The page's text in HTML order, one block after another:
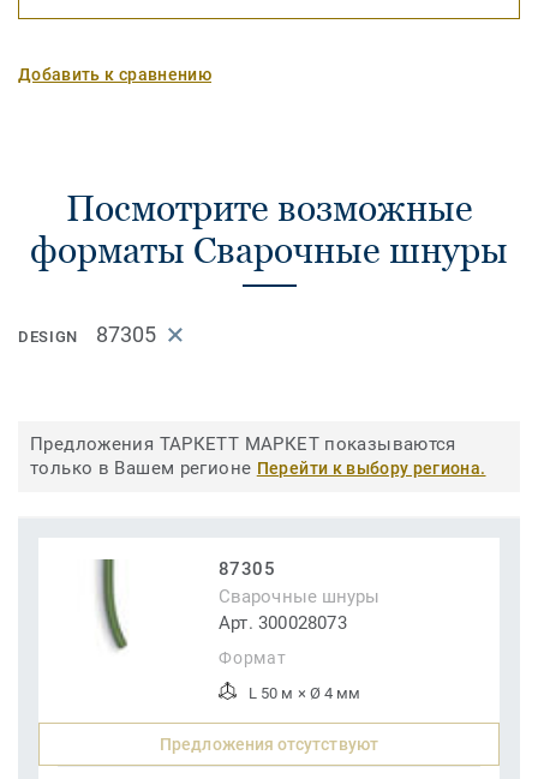
Добавить к сравнению
Посмотрите возможные
форматы Сварочные шнуры
DESIGN 87305
Предложения ТАРКЕТТ МАРКЕТ показываются
только в Вашем регионе Перейти к выбору региона.
87305
Сварочные шнуры
Арт. 300028073
Формат
L 50 м × Ø 4 мм
Предложения отсутствуют